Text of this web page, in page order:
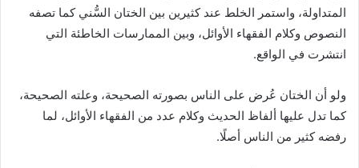
المتداولة، واستمر الخلط عند كثيرين بين الختان السُّني كما تصفه
النصوص وكلام الفقهاء الأوائل، وبين الممارسات الخاطئة التي
انتشرت في الواقع.
ولو أن الختان عُرض على الناس بصورته الصحيحة، وعلته الصحيحة،
كما تدل عليها ألفاظ الحديث وكلام عدد من الفقهاء الأوائل، لما
رفضه كثير من الناس أصلًا.